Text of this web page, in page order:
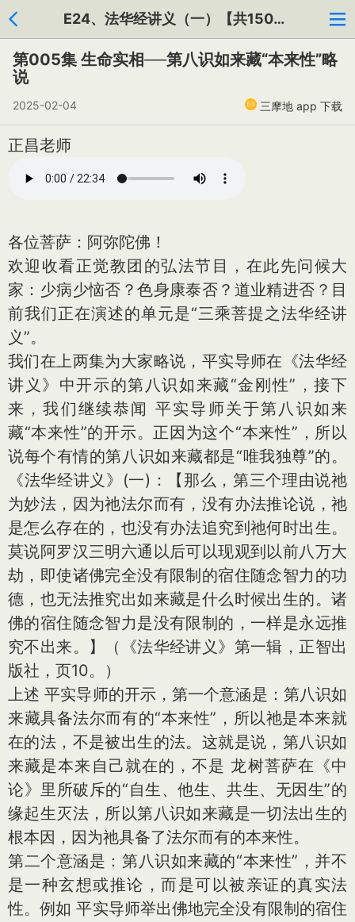
E24、法华经讲义（一）【共150集】
第005集 生命实相──第八识如来藏“本来性”略
说
2025-02-04 三摩地 app 下载
正昌老师
各位菩萨：阿弥陀佛！
欢迎收看正觉教团的弘法节目，在此先问候大
家：少病少恼否？色身康泰否？道业精进否？目
前我们正在演述的单元是“三乘菩提之法华经讲
义”。
我们在上两集为大家略说，平实导师在《法华经
讲义》中开示的第八识如来藏“金刚性”，接下
来，我们继续恭闻 平实导师关于第八识如来
藏“本来性”的开示。正因为这个“本来性”，所以
说每个有情的第八识如来藏都是“唯我独尊”的。
《法华经讲义》(一)：【那么，第三个理由说祂
为妙法，因为祂法尔而有，没有办法推论说，祂
是怎么存在的，也没有办法追究到祂何时出生。
莫说阿罗汉三明六通以后可以现观到以前八万大
劫，即使诸佛完全没有限制的宿住随念智力的功
德，也无法推究出如来藏是什么时候出生的。诸
佛的宿住随念智力是没有限制的，一样是永远推
究不出来。】（《法华经讲义》第一辑，正智出
版社，页10。）
上述 平实导师的开示，第一个意涵是：第八识如
来藏具备法尔而有的“本来性”，所以祂是本来就
在的法，不是被出生的法。这就是说，第八识如
来藏是本来自己就在的，不是 龙树菩萨在《中
论》里所破斥的“自生、他生、共生、无因生”的
缘起生灭法，所以第八识如来藏是一切法出生的
根本因，因为祂具备了法尔而有的本来性。
第二个意涵是：第八识如来藏的“本来性”，并不
是一种玄想或推论，而是可以被亲证的真实法
性。例如 平实导师举出佛地完全没有限制的宿住